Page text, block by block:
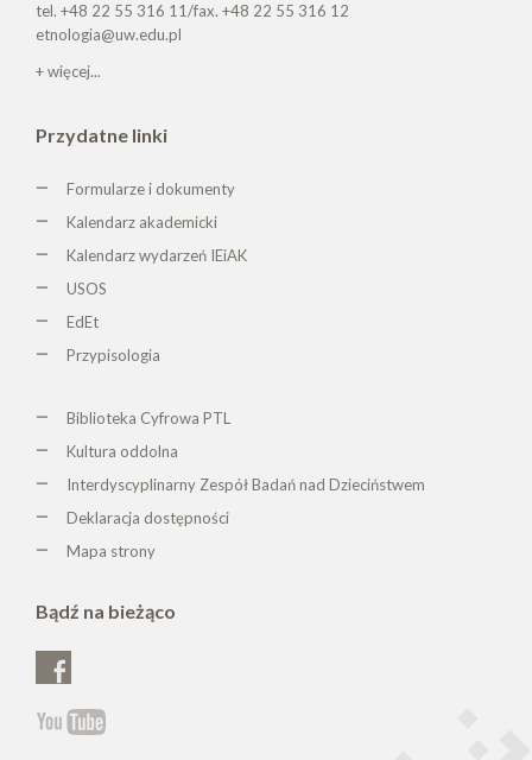
tel. +48 22 55 316 11/fax. +48 22 55 316 12
etnologia@uw.edu.pl
+ więcej...
Przydatne linki
Formularze i dokumenty
Kalendarz akademicki
Kalendarz wydarzeń IEiAK
USOS
EdEt
Przypisologia
Biblioteka Cyfrowa PTL
Kultura oddolna
Interdyscyplinarny Zespół Badań nad Dzieciństwem
Deklaracja dostępności
Mapa strony
Bądź na bieżąco